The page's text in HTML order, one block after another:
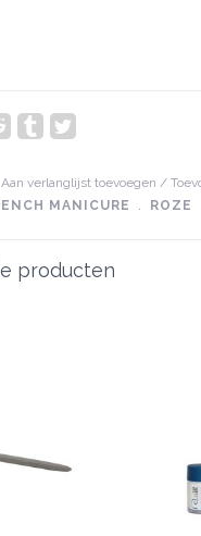
Aan verlanglijst toevoegen /
MANICURE ﹒ ROZE
producten